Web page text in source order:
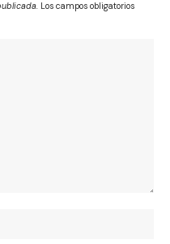
Los campos obligatorios